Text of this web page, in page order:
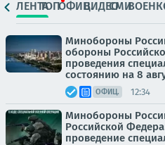
ЛЕНТАТОПОФИЦ.ВИДЕОСМИ
Минобороны
обороны
проведения
состоянию на 8
ОФИЦ. 12:34
Минобороны
Российской
проведение